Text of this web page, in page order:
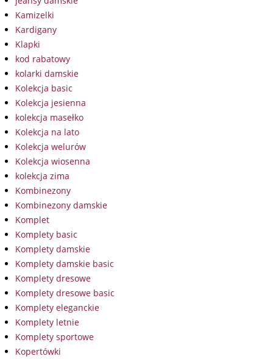
Kamizelki
Kardigany
Klapki
kod rabatowy
kolarki damskie
Kolekcja basic
Kolekcja jesienna
kolekcja masełko
Kolekcja na lato
Kolekcja welurów
Kolekcja wiosenna
kolekcja zima
Kombinezony
Kombinezony damskie
Komplet
Komplety basic
Komplety damskie
Komplety damskie basic
Komplety dresowe
Komplety dresowe basic
Komplety eleganckie
Komplety letnie
Komplety sportowe
Kopertówki